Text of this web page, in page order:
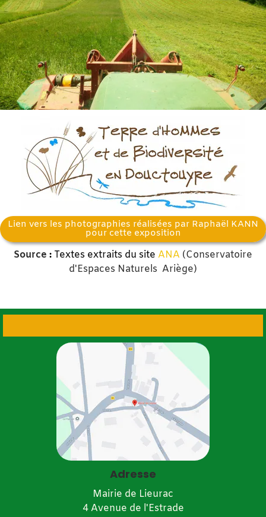
Lien vers les photographies réalisées par Raphaël KANN
pour cette exposition
Source : Textes extraits du site ANA (Conservatoire
d'Espaces Naturels Ariège)
Adresse
Mairie de Lieurac
4 Avenue de l'Estrade